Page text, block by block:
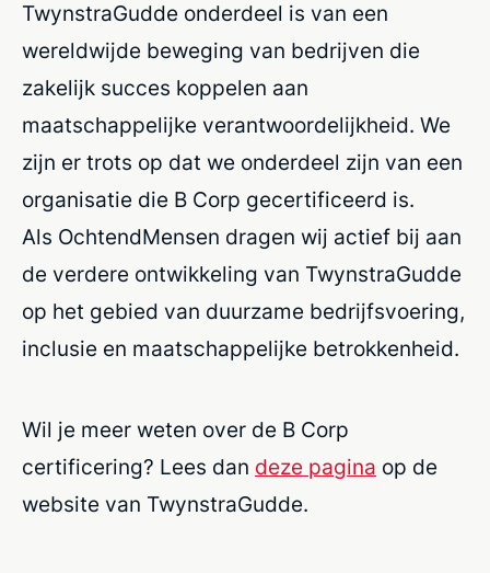
TwynstraGudde onderdeel is van een
wereldwijde beweging van bedrijven die
zakelijk succes koppelen aan
maatschappelijke verantwoordelijkheid. We
zijn er trots op dat we onderdeel zijn van een
organisatie die B Corp gecertificeerd is.
Als OchtendMensen dragen wij actief bij aan
de verdere ontwikkeling van TwynstraGudde
op het gebied van duurzame bedrijfsvoering,
inclusie en maatschappelijke betrokkenheid.
Wil je meer weten over de B Corp
certificering? Lees dan deze pagina op de
website van TwynstraGudde.